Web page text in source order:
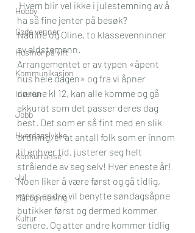
Hobby
Gode venner
Husmor på vift
Kommunikasjon
Interiør
Jobb
Hverdagslykke
Konkurranse
Jul
Mål og mening
Kultur
ha så fine jenter på besøk?
Nadine og Oline, to klassevenninner
av eldstemann.
Arrangementet er av typen «åpent
hus hele dagen» og fra vi åpner
dørene kl 12, kan alle komme og gå
akkurat som det passer deres dag
best. Det som er så fint med en slik
ordning, er at antall folk som er innom
til enhver tid, justerer seg helt
strålende av seg selv! Hver eneste år!
Noen liker å være først og gå tidlig,
mens andre vil benytte søndagsåpne
butikker først og dermed kommer
senere. Og atter andre kommer tidlig